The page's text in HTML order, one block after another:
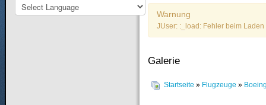
Warnung
JUser: :_load: Fehler beim
Galerie
Startseite » Flugzeuge »